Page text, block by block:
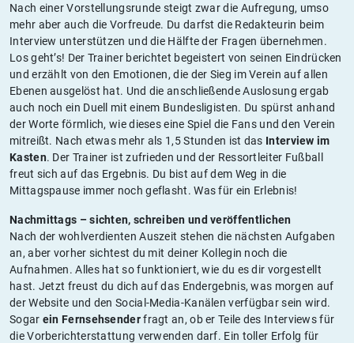
Nach einer Vorstellungsrunde steigt zwar die Aufregung, umso
mehr aber auch die Vorfreude. Du darfst die Redakteurin beim
Interview unterstützen und die Hälfte der Fragen übernehmen.
Los geht’s! Der Trainer berichtet begeistert von seinen Eindrücken
und erzählt von den Emotionen, die der Sieg im Verein auf allen
Ebenen ausgelöst hat. Und die anschließende Auslosung ergab
auch noch ein Duell mit einem Bundesligisten. Du spürst anhand
der Worte förmlich, wie dieses eine Spiel die Fans und den Verein
mitreißt. Nach etwas mehr als 1,5 Stunden ist das Interview im
Kasten. Der Trainer ist zufrieden und der Ressortleiter Fußball
freut sich auf das Ergebnis. Du bist auf dem Weg in die
Mittagspause immer noch geflasht. Was für ein Erlebnis!
Nachmittags – sichten, schreiben und veröffentlichen
Nach der wohlverdienten Auszeit stehen die nächsten Aufgaben
an, aber vorher sichtest du mit deiner Kollegin noch die
Aufnahmen. Alles hat so funktioniert, wie du es dir vorgestellt
hast. Jetzt freust du dich auf das Endergebnis, was morgen auf
der Website und den Social-Media-Kanälen verfügbar sein wird.
Sogar ein Fernsehsenderfragt an, ob er Teile des Interviews für
die Vorberichterstattung verwenden darf. Ein toller Erfolg für